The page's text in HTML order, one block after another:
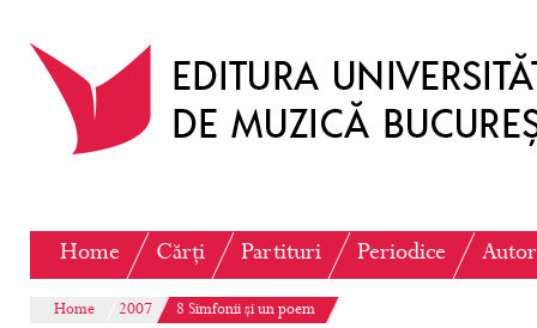
Home Cărți Partituri Periodice
Home 2007 8 Simfonii și un poem